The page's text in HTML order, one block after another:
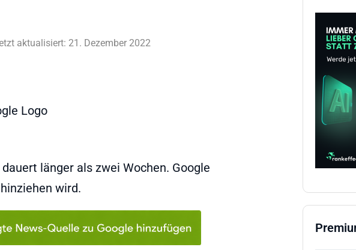
aktualisiert: 21. Dezember 2022
länger als zwei Wochen. Google
wird.